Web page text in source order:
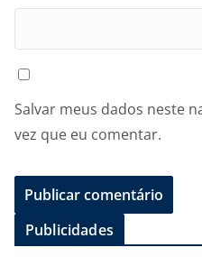
Salvar meus dados neste
vez que eu comentar.
Publicidades